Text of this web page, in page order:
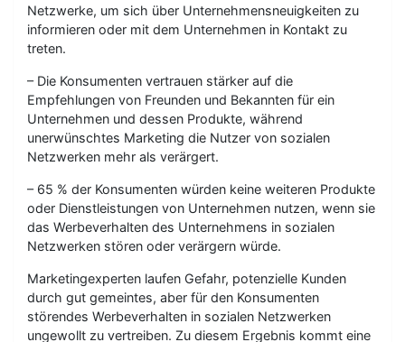
Netzwerke, um sich über Unternehmensneuigkeiten zu
informieren oder mit dem Unternehmen in Kontakt zu
treten.
– Die Konsumenten vertrauen stärker auf die
Empfehlungen von Freunden und Bekannten für ein
Unternehmen und dessen Produkte, während
unerwünschtes Marketing die Nutzer von sozialen
Netzwerken mehr als verärgert.
– 65 % der Konsumenten würden keine weiteren Produkte
oder Dienstleistungen von Unternehmen nutzen, wenn sie
das Werbeverhalten des Unternehmens in sozialen
Netzwerken stören oder verärgern würde.
Marketingexperten laufen Gefahr, potenzielle Kunden
durch gut gemeintes, aber für den Konsumenten
störendes Werbeverhalten in sozialen Netzwerken
ungewollt zu vertreiben. Zu diesem Ergebnis kommt eine